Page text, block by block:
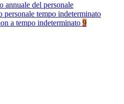
annuale del personale
personale tempo indeterminato
a tempo indeterminato 9